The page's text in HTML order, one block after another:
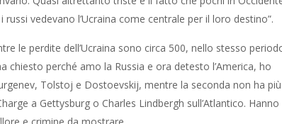
le perdite dell’Ucraina sono circa 500, nello stesso periodo.
perché amo la Russia e ora detesto l’America, ho
Tolstoj e Dostoevskij, mentre la seconda non ha più
a Gettysburg o Charles Lindbergh sull’Atlantico. Hanno
e crimine da mostrare.